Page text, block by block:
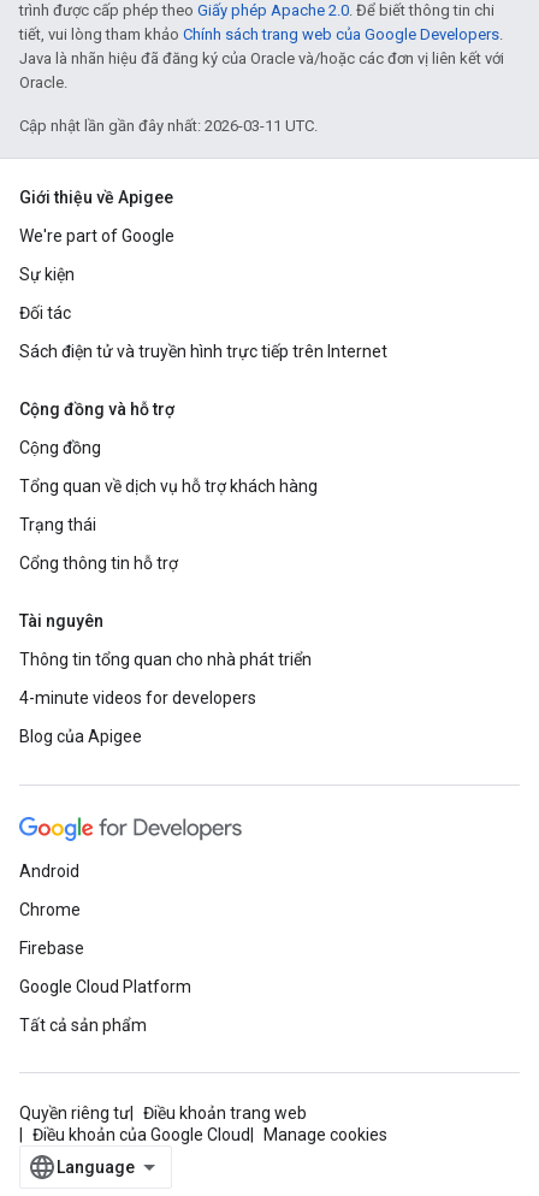
trình được cấp phép theo Giấy phép Apache 2.0. Để biết thông tin chi
tiết, vui lòng tham khảo Chính sách trang web của Google Developers.
Java là nhãn hiệu đã đăng ký của Oracle và/hoặc các đơn vị liên kết với
Oracle.
Cập nhật lần gần đây nhất: 2026-03-11 UTC.
Giới thiệu về Apigee
We're part of Google
Sự kiện
Đối tác
Sách điện tử và truyền hình trực tiếp trên Internet
Cộng đồng và hỗ trợ
Cộng đồng
Tổng quan về dịch vụ hỗ trợ khách hàng
Trạng thái
Cổng thông tin hỗ trợ
Tài nguyên
Thông tin tổng quan cho nhà phát triển
4-minute videos for developers
Blog của Apigee
Android
Chrome
Firebase
Google Cloud Platform
Tất cả sản phẩm
Quyền riêng tư
Điều khoản trang web
Điều khoản của Google Cloud
Manage cookies